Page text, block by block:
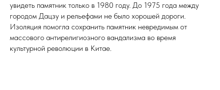
увидеть памятник только в 1980 году. До 1975 года между
городом Дацзу и рельефами не было хорошей дороги.
Изоляция помогла сохранить памятник невредимым от
массового антирелигиозного вандализма во время
культурной революции в Китае.